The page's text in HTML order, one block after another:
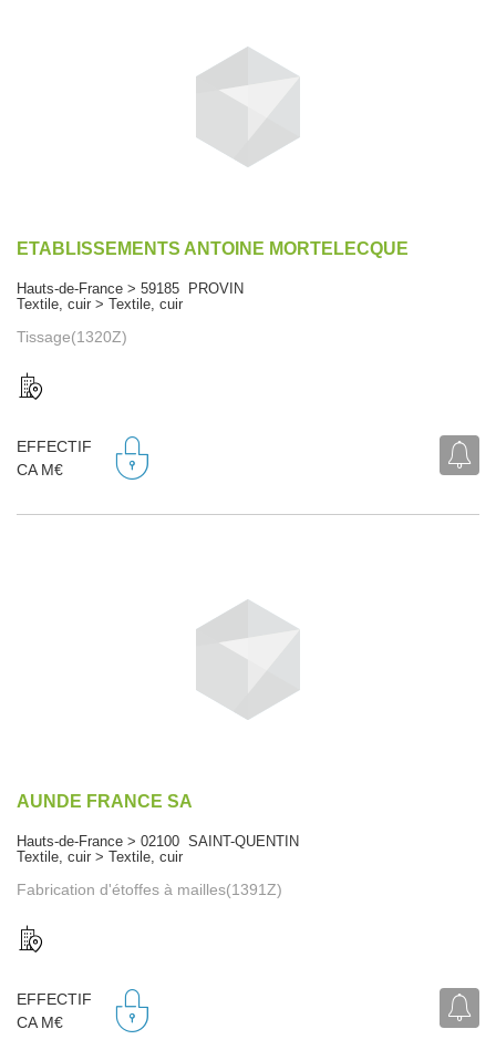
ETABLISSEMENTS ANTOINE MORTELECQUE
Hauts-de-France > 59185 PROVIN
Textile, cuir > Textile, cuir
Tissage(1320Z)
EFFECTIF
CA M€
AUNDE FRANCE SA
Hauts-de-France > 02100 SAINT-QUENTIN
Textile, cuir > Textile, cuir
Fabrication d'étoffes à mailles(1391Z)
EFFECTIF
CA M€